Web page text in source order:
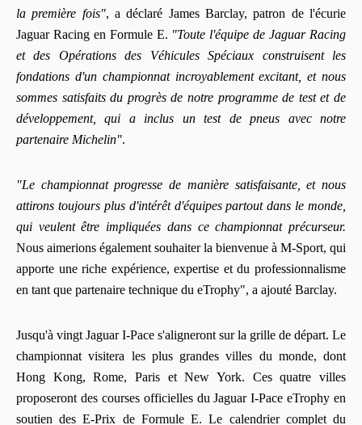
la première fois", a déclaré James Barclay, patron de l'écurie
Jaguar Racing en Formule E. "Toute l'équipe de Jaguar Racing
et des Opérations des Véhicules Spéciaux construisent les
fondations d'un championnat incroyablement excitant, et nous
sommes satisfaits du progrès de notre programme de test et de
développement, qui a inclus un test de pneus avec notre
partenaire Michelin".
"Le championnat progresse de manière satisfaisante, et nous
attirons toujours plus d'intérêt d'équipes partout dans le monde,
qui veulent être impliquées dans ce championnat précurseur.
Nous aimerions également souhaiter la bienvenue à M-Sport, qui
apporte une riche expérience, expertise et du professionnalisme
en tant que partenaire technique du eTrophy", a ajouté Barclay.
Jusqu'à vingt Jaguar I-Pace s'aligneront sur la grille de départ. Le
championnat visitera les plus grandes villes du monde, dont
Hong Kong, Rome, Paris et New York. Ces quatre villes
proposeront des courses officielles du Jaguar I-Pace eTrophy en
soutien des E-Prix de Formule E. Le calendrier complet du